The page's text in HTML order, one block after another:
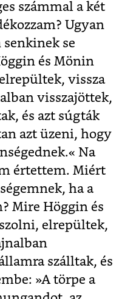
számmal a két
Ugyan
se
és Mönin
vissza
visszajöttek,
és azt súgták
azt üzeni, hogy
Na
értettem. Miért
ha a
Mire Höggin és
elrepültek,
szálltak, és
»A törpe a